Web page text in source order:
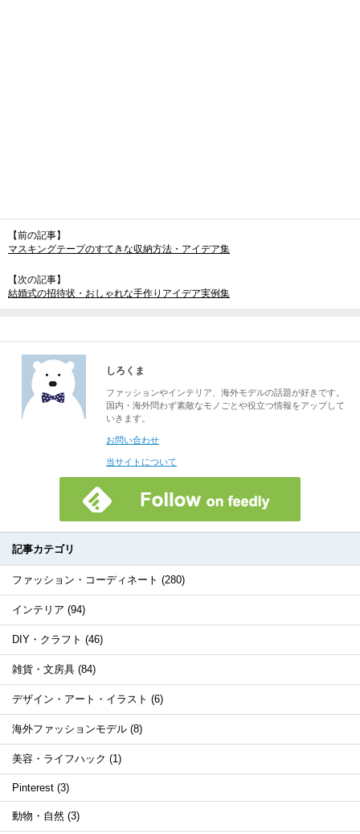
【前の記事】
マスキングテープのすてきな収納方法・アイデア集
【次の記事】
結婚式の招待状・おしゃれな手作りアイデア実例集
しろくま
ファッションやインテリア、海外モデルの話題が好きです。
国内・海外問わず素敵なモノごとや役立つ情報をアップして
いきます。
お問い合わせ
当サイトについて
記事カテゴリ
ファッション・コーディネート (280)
インテリア (94)
DIY・クラフト (46)
雑貨・文房具 (84)
デザイン・アート・イラスト (6)
海外ファッションモデル (8)
美容・ライフハック (1)
Pinterest (3)
動物・自然 (3)